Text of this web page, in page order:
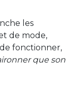
les
de mode,
fonctionner,
que son